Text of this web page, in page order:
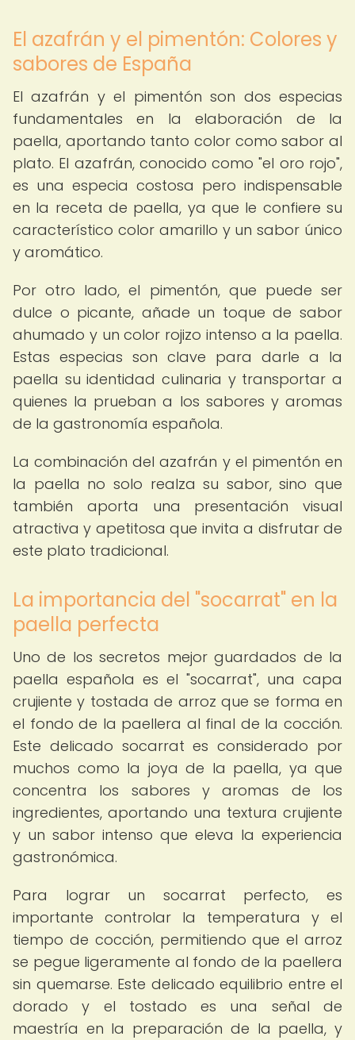
El azafrán y el pimentón: Colores y
sabores de España
El azafrán y el pimentón son dos especias
fundamentales en la elaboración de la
paella, aportando tanto color como sabor al
plato. El azafrán, conocido como "el oro rojo",
es una especia costosa pero indispensable
en la receta de paella, ya que le confiere su
característico color amarillo y un sabor único
y aromático.
Por otro lado, el pimentón, que puede ser
dulce o picante, añade un toque de sabor
ahumado y un color rojizo intenso a la paella.
Estas especias son clave para darle a la
paella su identidad culinaria y transportar a
quienes la prueban a los sabores y aromas
de la gastronomía española.
La combinación del azafrán y el pimentón en
la paella no solo realza su sabor, sino que
también aporta una presentación visual
atractiva y apetitosa que invita a disfrutar de
este plato tradicional.
La importancia del "socarrat" en la
paella perfecta
Uno de los secretos mejor guardados de la
paella española es el "socarrat", una capa
crujiente y tostada de arroz que se forma en
el fondo de la paellera al final de la cocción.
Este delicado socarrat es considerado por
muchos como la joya de la paella, ya que
concentra los sabores y aromas de los
ingredientes, aportando una textura crujiente
y un sabor intenso que eleva la experiencia
gastronómica.
Para lograr un socarrat perfecto, es
importante controlar la temperatura y el
tiempo de cocción, permitiendo que el arroz
se pegue ligeramente al fondo de la paellera
sin quemarse. Este delicado equilibrio entre el
dorado y el tostado es una señal de
maestría en la preparación de la paella, y